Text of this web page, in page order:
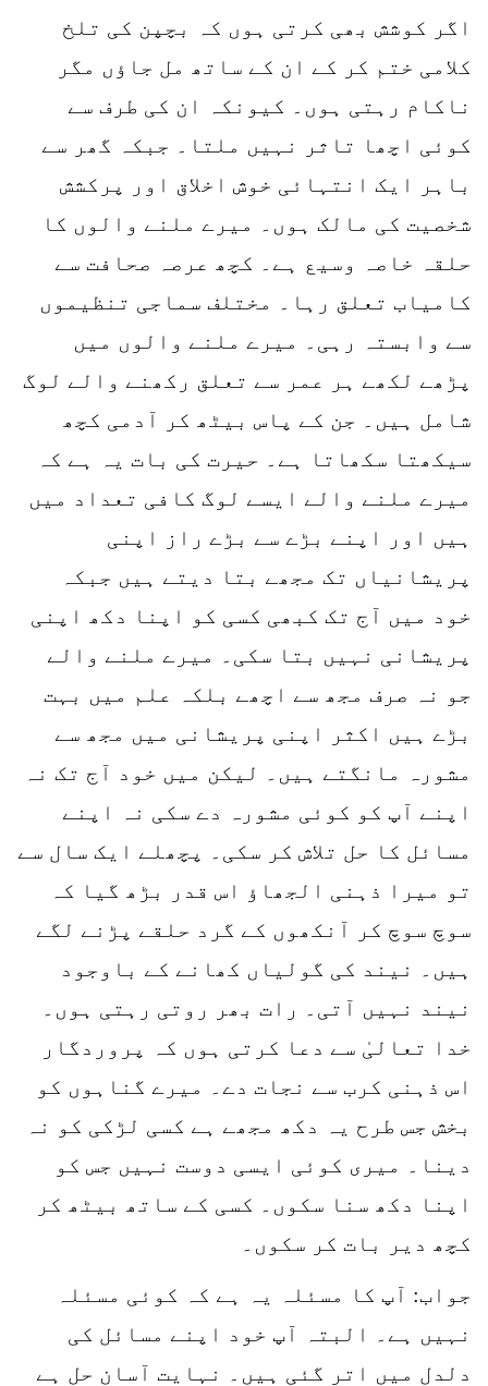
اگر کوشش بھی کرتی ہوں کہ بچپن کی تلخ
کلامی ختم کر کے ان کے ساتھ مل جاؤں مگر
ناکام رہتی ہوں۔ کیونکہ ان کی طرف سے
کوئی اچھا تاثر نہیں ملتا۔ جبکہ گھر سے
باہر ایک انتہائی خوش اخلاق اور پرکشش
شخصیت کی مالک ہوں۔ میرے ملنے والوں کا
حلقہ خاصہ وسیع ہے۔ کچھ عرصہ صحافت سے
کامیاب تعلق رہا۔ مختلف سماجی تنظیموں
سے وابستہ رہی۔ میرے ملنے والوں میں
پڑھے لکھے ہر عمر سے تعلق رکھنے والے لوگ
شامل ہیں۔ جن کے پاس بیٹھ کر آدمی کچھ
سیکھتا سکھاتا ہے۔ حیرت کی بات یہ ہے کہ
میرے ملنے والے ایسے لوگ کافی تعداد میں
ہیں اور اپنے بڑے سے بڑے راز اپنی
پریشانیاں تک مجھے بتا دیتے ہیں جبکہ
خود میں آج تک کبھی کسی کو اپنا دکھ اپنی
پریشانی نہیں بتا سکی۔ میرے ملنے والے
جو نہ صرف مجھ سے اچھے بلکہ علم میں بہت
بڑے ہیں اکثر اپنی پریشانی میں مجھ سے
مشورہ مانگتے ہیں۔ لیکن میں خود آج تک نہ
اپنے آپ کو کوئی مشورہ دے سکی نہ اپنے
مسائل کا حل تلاش کر سکی۔ پچھلے ایک سال سے
تو میرا ذہنی الجھاؤ اس قدر بڑھ گیا کہ
سوچ سوچ کر آنکھوں کے گرد حلقے پڑنے لگے
ہیں۔ نیند کی گولیاں کھانے کے باوجود
نیند نہیں آتی۔ رات بھر روتی رہتی ہوں۔
خدا تعالیٰ سے دعا کرتی ہوں کہ پروردگار
اس ذہنی کرب سے نجات دے۔ میرے گناہوں کو
بخش جس طرح یہ دکھ مجھے ہے کسی لڑکی کو نہ
دینا۔ میری کوئی ایسی دوست نہیں جس کو
اپنا دکھ سنا سکوں۔ کسی کے ساتھ بیٹھ کر
کچھ دیر بات کر سکوں۔
جواب: آپ کا مسئلہ یہ ہے کہ کوئی مسئلہ
نہیں ہے۔ البتہ آپ خود اپنے مسائل کی
دلدل میں اتر گئی ہیں۔ نہایت آسان حل ہے